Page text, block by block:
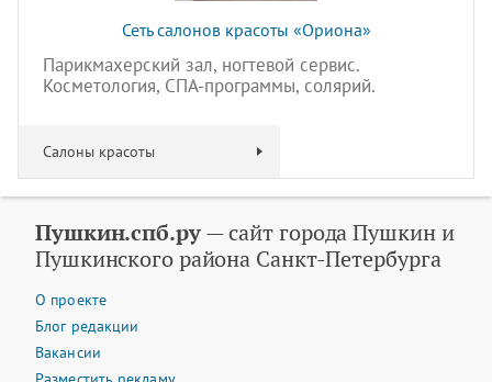
Сеть салонов красоты «Ориона»
Парикмахерский зал, ногтевой сервис.
Косметология, СПА-программы, солярий.
Салоны красоты
Пушкин.спб.ру— сайт города Пушкин и
Пушкинского района Санкт-Петербурга
О проекте
Блог редакции
Вакансии